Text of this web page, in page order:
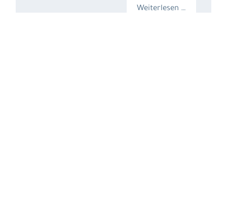
Weiterlesen …